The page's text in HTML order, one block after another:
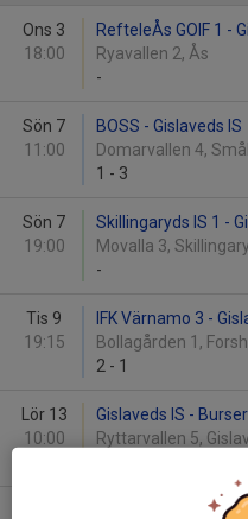
Ons 3
18:00
RefteleÅs GOIF 1 -
Ryavallen 2, Ås
-
Sön 7
11:00
BOSS - Gislaveds IS
Domarvallen 4,
1 - 3
Sön 7
19:00
Skillingaryds IS 1 -
Movalla 3,
-
Tis 9
19:15
IFK Värnamo 3 -
Bollagården 1,
2 - 1
Lör 13
10:00
Gislaveds IS -
Ryttarvallen 5,
Gislaveds IS -